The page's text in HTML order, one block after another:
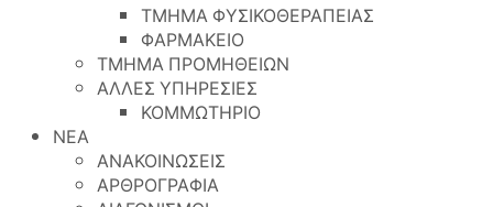
ΤΜΗΜΑ ΦΥΣΙΚΟΘΕΡΑΠΕΙΑΣ
ΦΑΡΜΑΚΕΙΟ
ΤΜΗΜΑ ΠΡΟΜΗΘΕΙΩΝ
ΑΛΛΕΣ ΥΠΗΡΕΣΙΕΣ
ΚΟΜΜΩΤΗΡΙΟ
ΝΕΑ
ΑΝΑΚΟΙΝΩΣΕΙΣ
ΑΡΘΡΟΓΡΑΦΙΑ